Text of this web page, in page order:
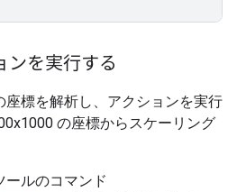
ンを実行する
座標を解析し、アクションを実行
の座標からスケーリング
ールのコマンド